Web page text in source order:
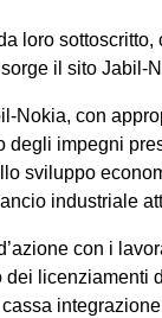
loro
il sito Jabil-
Nokia, con
degli impegni
sviluppo
industriale
con i
dei